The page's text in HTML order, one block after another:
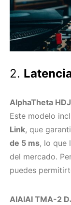
2.
AlphaTheta
Este modelo
Link, que
de 5 ms, lo que
del mercado.
puedes
AIAIAI TMA-2